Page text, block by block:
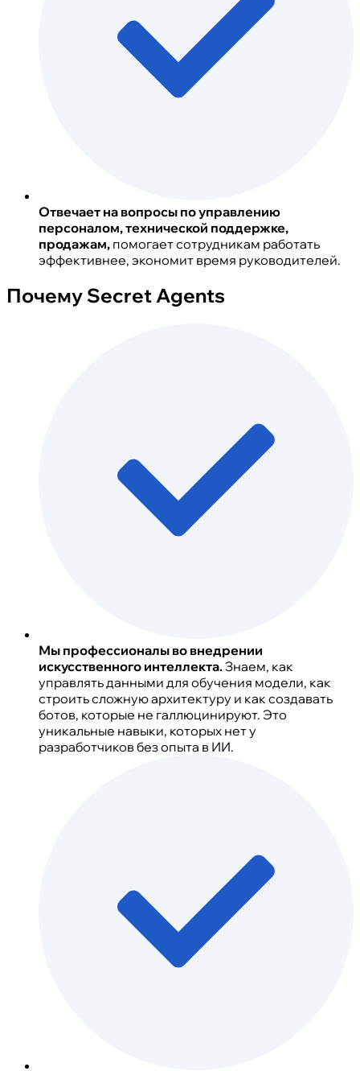
Отвечает на вопросы по управлению
персоналом, технической поддержке,
продажам, помогает сотрудникам работать
эффективнее, экономит время руководителей.
Почему Secret Agents
Мы профессионалы во внедрении
искусственного интеллекта.Знаем, как
управлять данными для обучения модели, как
строить сложную архитектуру и как создавать
ботов, которые не галлюцинируют. Это
уникальные навыки, которых нет у
разработчиков без опыта в ИИ.